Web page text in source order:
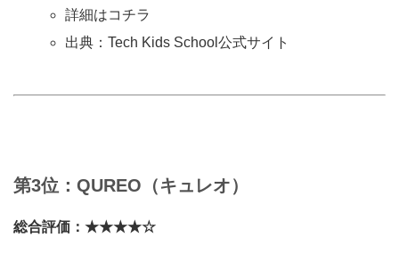
詳細はコチラ
出典：Tech Kids School公式サイト
第3位：QUREO（キュレオ）
総合評価：★★★★☆